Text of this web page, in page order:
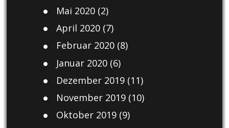
Mai 2020(2)
April 2020(7)
Februar 2020(8)
Januar 2020(6)
Dezember 2019(11)
November 2019(10)
Oktober 2019(9)